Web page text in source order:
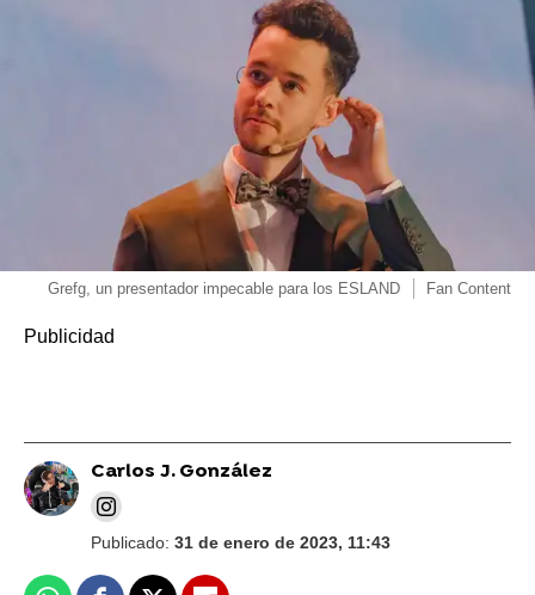
Grefg, un presentador impecable para los ESLAND Fan Content
Carlos J. González
Publicado: 31 de enero de 2023, 11:43